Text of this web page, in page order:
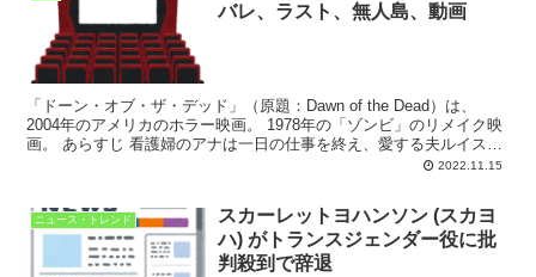
バレ、ラスト、無人島、動画
「ドーン・オブ・ザ・デッド」（原題：Dawn of the Dead）は、
2004年のアメリカのホラー映画。 1978年の「ゾンビ」のリメイク映
画。 あらすじ 看護婦のアナは一日の仕事を終え、愛する夫ルイスが
2022.11.15
ニュース・トレンド
スカーレットヨハンソン (スカヨ
ハ) がトランスジェンダー役に批
判殺到で辞退